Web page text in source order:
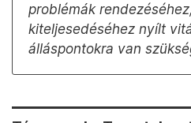
problémák
kiteljesedéséhez nyílt
álláspontokra van